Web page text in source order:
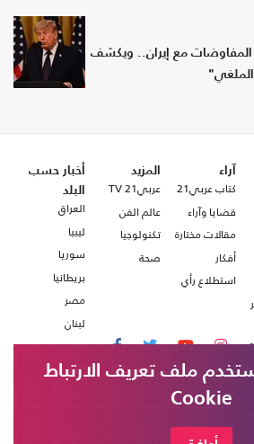
المفاوضات مع إيران.. ويكشف
إعلام يمنية حكومية: تجدد القصف
آراء
كتاب عربي21
قضايا وآراء
مقالات مختارة
أفكار
استطلاع رأي
المزيد
عربي21 TV
عالم الفن
تكنولوجيا
صحة
أخبار حسب
البلد
العراق
ليبيا
سوريا
بريطانيا
مصر
لبنان
ملف تعريف الارتباط
Cookie